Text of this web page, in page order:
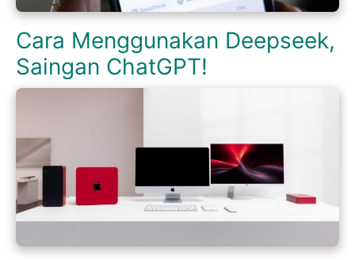
Cara Menggunakan Deepseek,
Saingan ChatGPT!